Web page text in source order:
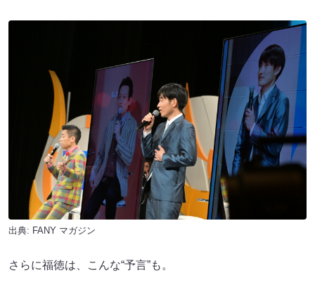
出典: FANY マガジン
さらに福徳は、こんな“予言”も。